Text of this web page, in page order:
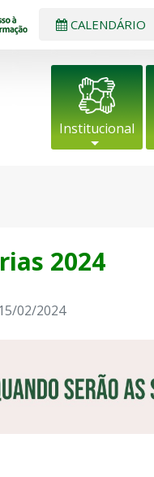
CALENDÁRIO
Institucional
2024
02/2024